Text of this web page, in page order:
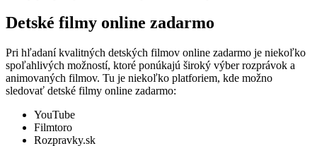
Detské filmy online zadarmo
Pri hľadaní kvalitných detských filmov online zadarmo je niekoľko
spoľahlivých možností, ktoré ponúkajú široký výber rozprávok a
animovaných filmov. Tu je niekoľko platforiem, kde možno
sledovať detské filmy online zadarmo:
YouTube
Filmtoro
Rozpravky.sk